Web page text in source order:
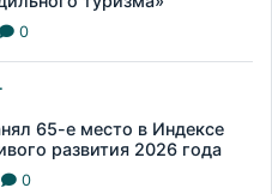
0
65-е место в Индексе
развития 2026 года
0